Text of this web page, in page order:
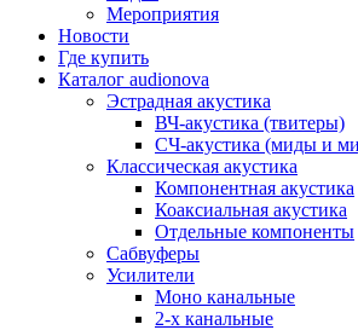
Мероприятия
Новости
Где купить
Каталог audionova
Эстрадная акустика
ВЧ-акустика (твитеры)
СЧ-акустика (миды и
Классическая акустика
Компонентная акустика
Коаксиальная акустика
Отдельные компоненты
Сабвуферы
Усилители
Моно канальные
2-х канальные